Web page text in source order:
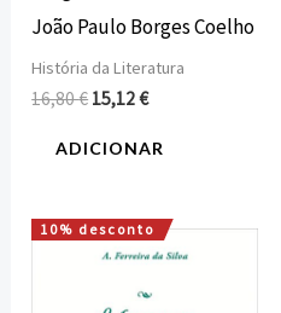
João Paulo Borges Coelho
História da Literatura
16,80€ 15,12€
ADICIONAR
10% desconto
O
preço
era:
O
preço